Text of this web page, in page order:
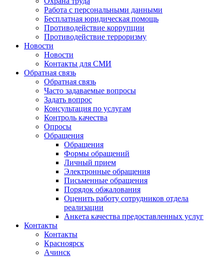
Работа с персональными данными
Бесплатная юридическая помощь
Противодействие коррупции
Противодействие терроризму
Новости
Новости
Контакты для СМИ
Обратная связь
Обратная связь
Часто задаваемые вопросы
Задать вопрос
Консультация по услугам
Контроль качества
Опросы
Обращения
Обращения
Формы обращений
Личный прием
Электронные обращения
Письменные обращения
Порядок обжалования
Оценить работу сотрудников отдела
реализации
Анкета качества предоставленных услуг
Контакты
Контакты
Красноярск
Ачинск